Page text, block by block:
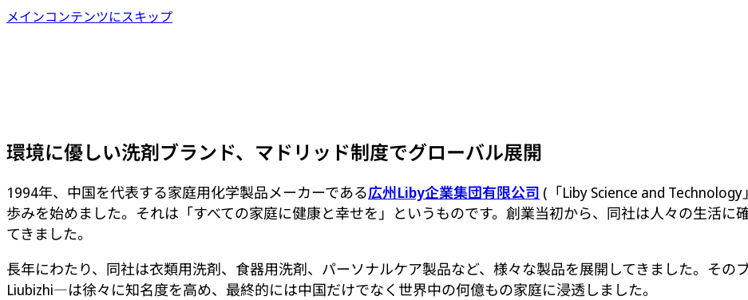
メインコンテンツにスキップ
環境に優しい洗剤ブランド、マドリッド制度でグローバル展開
1994年、中国を代表する家庭用化学製品メーカーである広州Liby企業集団有限公司 (「Liby Science and
歩みを始めました。それは「すべての家庭に健康と幸せを」というものです。創業当初から、同社は人々の生活に
てきました。
長年にわたり、同社は衣類用洗剤、食器用洗剤、パーソナルケア製品など、様々な製品を展開してきました。その
Liubizhi―は徐々に知名度を高め、最終的には中国だけでなく世界中の何億もの家庭に浸透しました。